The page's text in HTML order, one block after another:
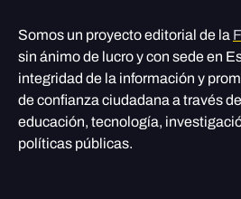
Somos un proyecto editorial de la
sin ánimo de lucro y con sede en
integridad de la información y
de confianza ciudadana a través
educación, tecnología,
políticas públicas.